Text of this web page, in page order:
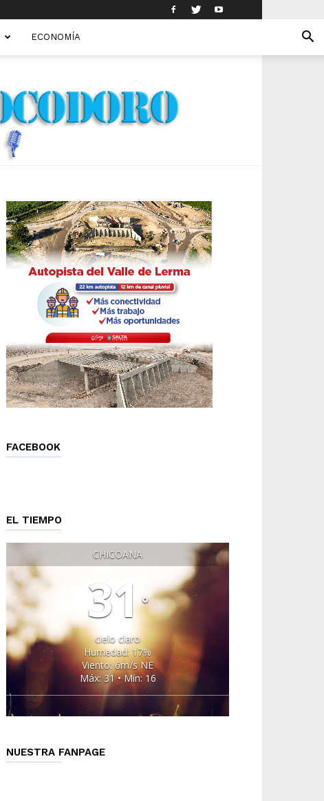
ECONOMÍA
FACEBOOK
EL TIEMPO
CHICOANA
31°
cielo claro
Humedad: 17%
Viento: 6m/s NE
Máx: 31 • Mín: 16
NUESTRA FANPAGE